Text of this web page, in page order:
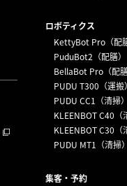
ロボティクス
KettyBot Pro（配
PuduBot2（配膳）
BellaBot Pro（配膳
PUDU T300（運搬）
PUDU CC1（清掃）
KLEENBOT C40（
KLEENBOT C30（
PUDU MT1（清掃）
集客・予約